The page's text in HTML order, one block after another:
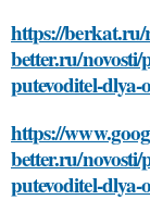
https://
better.ru/
putevoditel-
https://
better.ru/
putevoditel-